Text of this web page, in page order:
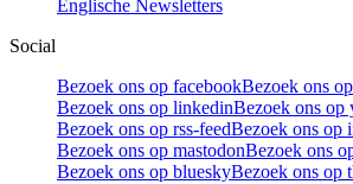
Englische Newsletters
Social
Bezoek ons op facebookBezoek ons
Bezoek ons op linkedinBezoek ons op
Bezoek ons op rss-feedBezoek ons op
Bezoek ons op mastodonBezoek ons
Bezoek ons op blueskyBezoek ons op